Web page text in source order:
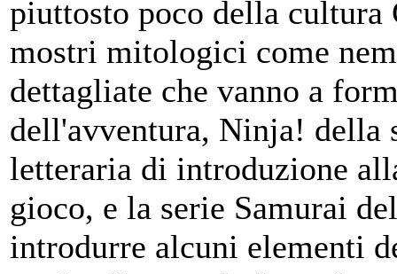
piuttosto poco della cultura
mostri mitologici come
dettagliate che vanno a
dell'avventura, Ninja! della
letteraria di introduzione
gioco, e la serie Samurai
introdurre alcuni elementi